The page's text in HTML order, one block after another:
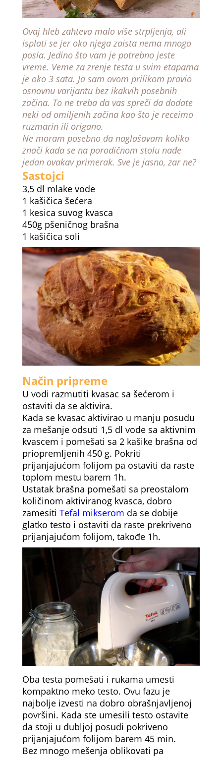
Ovaj hleb zahteva malo više strpljenja, ali
isplati se jer oko njega zaista nema mnogo
posla. Jedino što vam je potrebno jeste
vreme. Veme za zrenje testa u svim etapama
je oko 3 sata. Ja sam ovom prilikom pravio
osnovnu varijantu bez ikakvih posebnih
začina. To ne treba da vas spreči da dodate
neki od omiljenih začina kao što je receimo
ruzmarin ili origano.
Ne moram posebno da naglašavam koliko
znači kada se na porodičnom stolu nađe
jedan ovakav primerak. Sve je jasno, zar ne?
Sastojci
3,5 dl mlake vode
1 kašičica šećera
1 kesica suvog kvasca
450g pšeničnog brašna
1 kašičica soli
Način pripreme
U vodi razmutiti kvasac sa šećerom i
ostaviti da se aktivira.
Kada se kvasac aktivirao u manju posudu
za mešanje odsuti 1,5 dl vode sa aktivnim
kvascem i pomešati sa 2 kašike brašna od
priopremljenih 450 g. Pokriti
prijanjajućom folijom pa ostaviti da raste
toplom mestu barem 1h.
Ustatak brašna pomešati sa preostalom
količinom aktiviranog kvasca, dobro
zamesiti Tefal mikserom da se dobije
glatko testo i ostaviti da raste prekriveno
prijanjajućom folijom, takođe 1h.
Oba testa pomešati i rukama umesti
kompaktno meko testo. Ovu fazu je
najbolje izvesti na dobro obrašnjavljenoj
površini. Kada ste umesili testo ostavite
da stoji u dubljoj posudi pokriveno
prijanjajućom folijom barem 45 min.
Bez mnogo mešenja oblikovati pa